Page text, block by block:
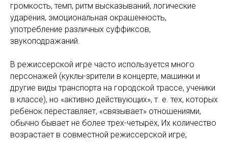
громкость, темп, ритм высказываний, логические
ударения, эмоциональная окрашенность,
употребление различных суффиксов,
звукоподражаний.
В режиссерской игре часто используется много
персонажей (куклы-зрители в концерте, машинки и
другие виды транспорта на городской трассе, ученики
в классе), но «активно действующих», т. е. тех, которых
ребенок переставляет, «связывает» отношениями,
обычно бывает не более трех-четырёх, Их количество
возрастает в совместной режиссерской игре,